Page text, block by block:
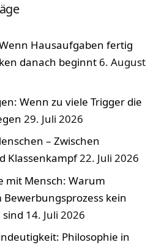
Hausaufgaben fertig
danach beginnt 6. August
Wenn zu viele Trigger die
29. Juli 2026
– Zwischen
Klassenkampf22. Juli 2026
mit Mensch: Warum
kein
14. Juli 2026
Philosophie in